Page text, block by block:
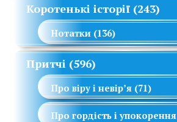
Коротенькі історії (243)
Нотатки (136)
Притчі (596)
Про віру і невір’я (71)
Про гордість і упокорення